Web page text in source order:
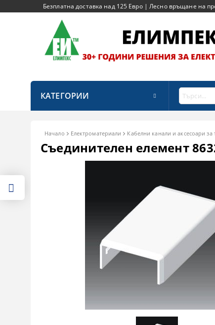
Безплатна доставка над 125 Евро | Лесно връщане на
КАТЕГОРИИ
Начало Електроматериали Кабелни канали и аксесоари за
Съединителен елемент